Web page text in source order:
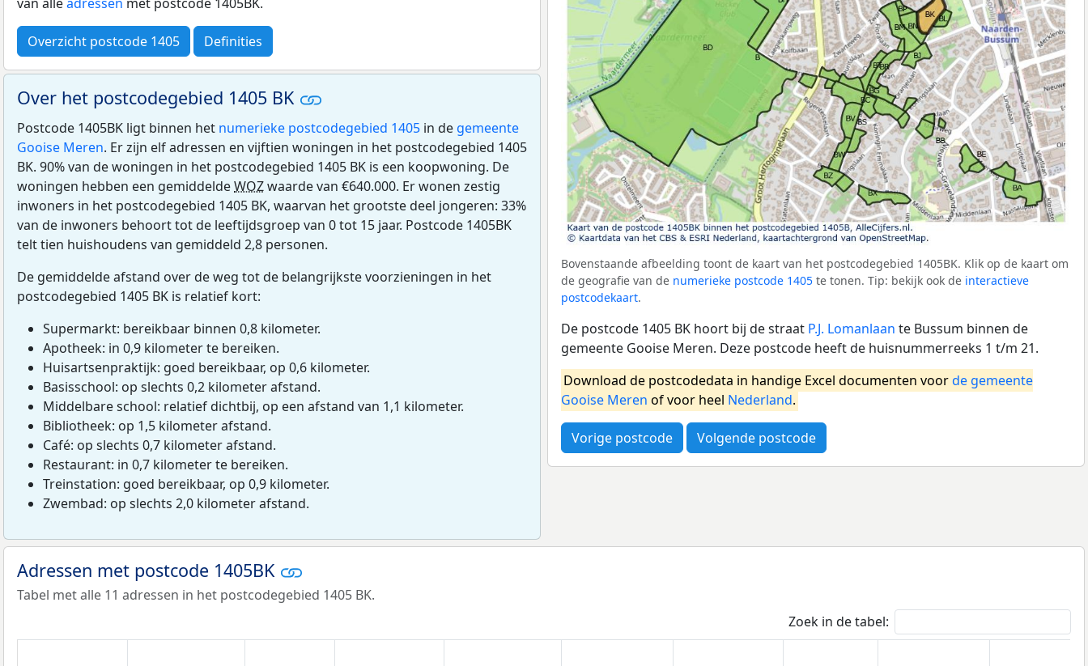
Overzicht postcode 1405 Definities
Over het postcodegebied 1405 BK
Postcode 1405BK ligt binnen het numerieke postcodegebied 1405 in de gemeente
Gooise Meren. Er zijn elf adressen en vijftien woningen in het postcodegebied 1405
BK. 90% van de woningen in het postcodegebied 1405 BK is een koopwoning. De
woningen hebben een gemiddeldeWOZwaarde van €640.000. Er wonen zestig
inwoners in het postcodegebied 1405 BK, waarvan het grootste deel jongeren: 33%
van de inwoners behoort tot de leeftijdsgroep van 0 tot 15 jaar. Postcode 1405BK
telt tien huishoudens van gemiddeld 2,8 personen.
De gemiddelde afstand over de weg tot de belangrijkste voorzieningen in het
postcodegebied 1405 BK is relatief kort:
Supermarkt: bereikbaar binnen 0,8 kilometer.
Apotheek: in 0,9 kilometer te bereiken.
Huisartsenpraktijk: goed bereikbaar, op 0,6 kilometer.
Basisschool: op slechts 0,2 kilometer afstand.
Middelbare school: relatief dichtbij, op een afstand van 1,1 kilometer.
Bibliotheek: op 1,5 kilometer afstand.
Café: op slechts 0,7 kilometer afstand.
Restaurant: in 0,7 kilometer te bereiken.
Treinstation: goed bereikbaar, op 0,9 kilometer.
Zwembad: op slechts 2,0 kilometer afstand.
Bovenstaande afbeelding toont de kaart van het postcodegebied 1405BK. Klik op de kaart om
de geografie van de numerieke postcode 1405 te tonen. Tip: bekijk ook de interactieve
postcodekaart.
De postcode 1405 BK hoort bij de straat P.J. Lomanlaan te Bussum binnen de
gemeente Gooise Meren. Deze postcode heeft de huisnummerreeks 1 t/m 21.
Download de postcodedata in handige Excel documenten voorde gemeente
Gooise Meren of voor heel Nederland.
Vorige postcode Volgende postcode
Adressen met postcode 1405BK
Tabel met alle 11 adressen in het postcodegebied 1405 BK.
Zoek in de tabel: